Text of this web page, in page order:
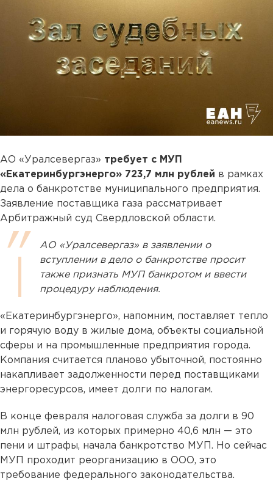
АО «Уралсевергаз» требует с МУП
«Екатеринбургэнерго» 723,7 млн рублей в рамках
дела о банкротстве муниципального предприятия.
Заявление поставщика газа рассматривает
Арбитражный суд Свердловской области.
АО «Уралсевергаз» в заявлении о
вступлении в дело о банкротстве просит
также признать МУП банкротом и ввести
процедуру наблюдения.
«Екатеринбургэнерго», напомним, поставляет тепло
и горячую воду в жилые дома, объекты социальной
сферы и на промышленные предприятия города.
Компания считается планово убыточной, постоянно
накапливает задолженности перед поставщиками
энергоресурсов, имеет долги по налогам.
В конце февраля налоговая служба за долги в 90
млн рублей, из которых примерно 40,6 млн — это
пени и штрафы, начала банкротство МУП. Но сейчас
МУП проходит реорганизацию в ООО, это
требование федерального законодательства.